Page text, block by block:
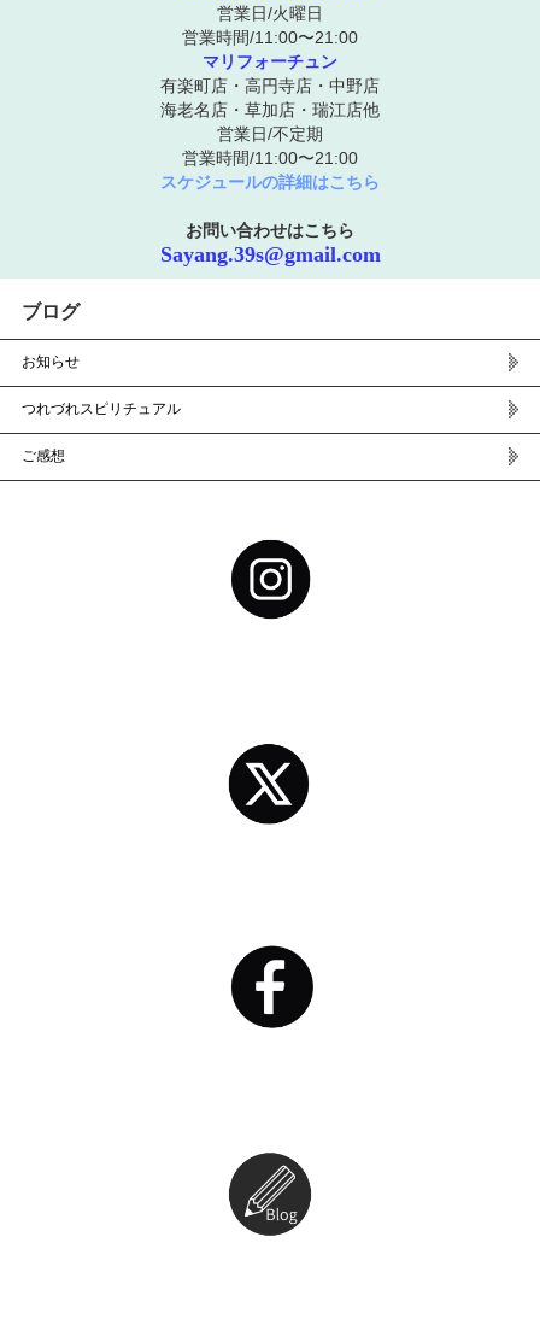
営業日/火曜日
営業時間/11:00〜21:00
マリフォーチュン
有楽町店・高円寺店・中野店
海老名店・草加店・瑞江店他
営業日/不定期
営業時間/11:00〜21:00
スケジュールの詳細はこちら
お問い合わせはこちら
Sayang.39s@gmail.com
ブログ
お知らせ
つれづれスピリチュアル
ご感想